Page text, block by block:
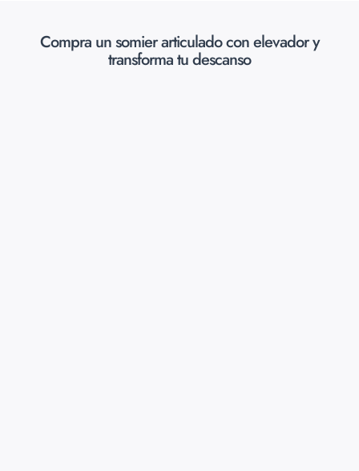
Compra un somier articulado con elevador y
transforma tu descanso